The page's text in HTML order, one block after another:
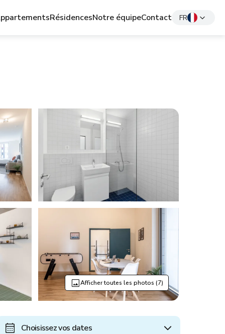
RésidencesNotre équipeContact FR
Afficher toutes les photos (7)
Choisissez vos dates